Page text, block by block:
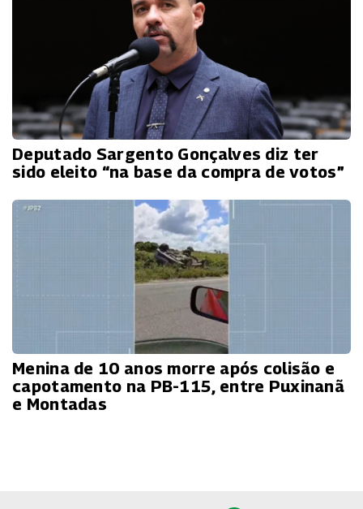
Deputado Sargento Gonçalves diz ter
sido eleito “na base da compra de votos”
Menina de 10 anos morre após colisão e
capotamento na PB-115, entre Puxinanã
e Montadas